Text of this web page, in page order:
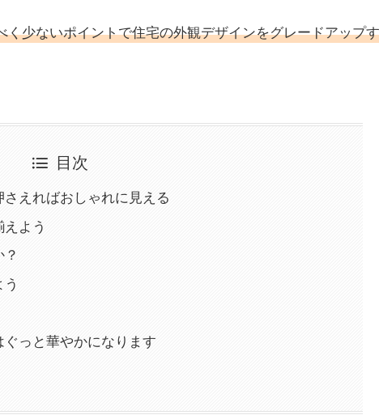
く少ないポイントで住宅の外観デザインをグレードアップす
目次
えればおしゃれに見える
よう
っと華やかになります